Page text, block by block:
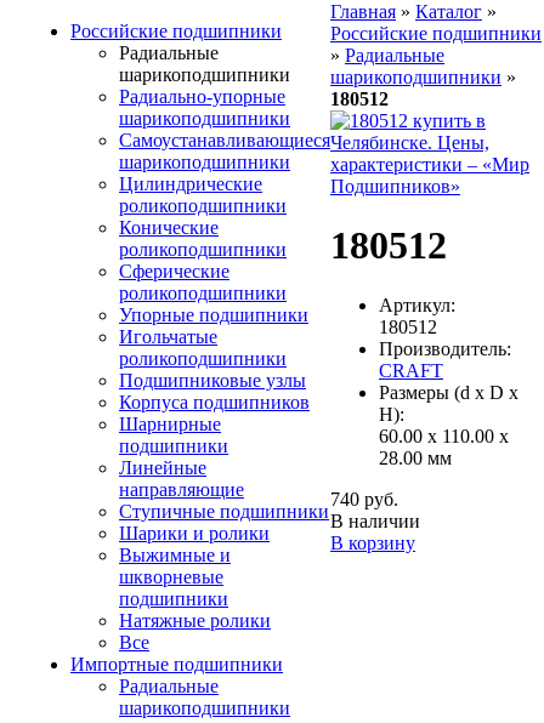
Российские подшипники
Радиальные
шарикоподшипники
Радиально-упорные
шарикоподшипники
Самоустанавливающиеся
шарикоподшипники
Цилиндрические
роликоподшипники
Конические
роликоподшипники
Сферические
роликоподшипники
Упорные подшипники
Игольчатые
роликоподшипники
Подшипниковые узлы
Корпуса подшипников
Шарнирные
подшипники
Линейные
направляющие
Ступичные подшипники
Шарики и ролики
Выжимные и
шкворневые
подшипники
Натяжные ролики
Все
Импортные подшипники
Радиальные
шарикоподшипники
Главная » Каталог »
Российские подшипники
» Радиальные
шарикоподшипники »
180512
180512
Артикул:
180512
Производитель:
CRAFT
Размеры (d x D x
H):
60.00 x 110.00 x
28.00 мм
740 руб.
В наличии
В корзину